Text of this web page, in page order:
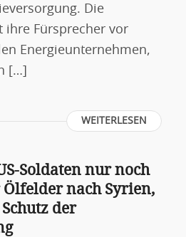
Die
ihre Fürsprecher vor
Energieunternehmen,
[…]
WEITERLESEN
Soldaten nur noch
Ölfelder nach Syrien,
der